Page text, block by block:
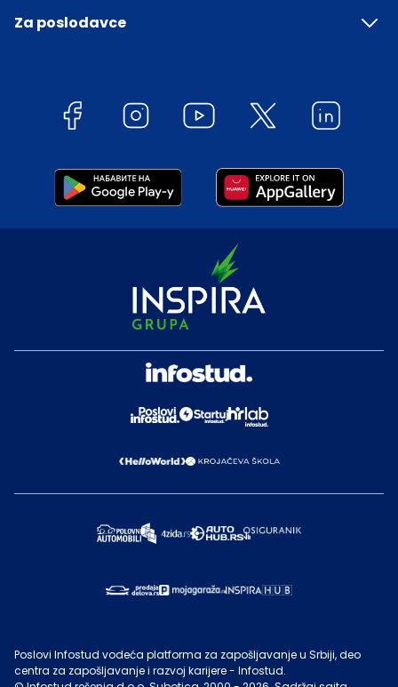
Za poslodavce
Poslovi Infostud vodeća platforma za zapošljavanje u Srbiji, deo
centra za zapošljavanje i razvoj karijere - Infostud.